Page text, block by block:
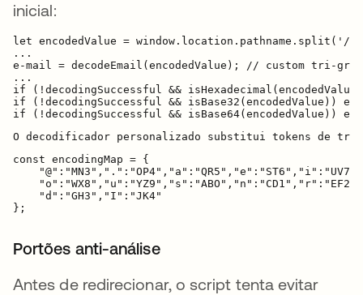
inicial:
let encodedValue = window.location.pathname.split('/
...
e-mail = decodeEmail(encodedValue); // custom tri-gram
...
if (!decodingSuccessful &&
if (!decodingSuccessful && isBase32(encodedValue)) e-
const encodingMap = {
"@":"MN3",".":"OP4","a":"QR5","e":"ST6","i":"UV7",
"o":"WX8","u":"YZ9","s":"ABO","n":"CD1","r":"EF2",
"d":"GH3","I":"JK4"
Portões anti-análise
Antes de redirecionar, o script tenta evitar